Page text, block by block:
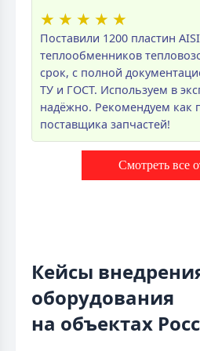
★ ★ ★ ★ ★
Поставили 1200 пластин
теплообменников
срок, с полной
ТУ и ГОСТ. Используем в
надёжно. Рекомендуем как
поставщика запчастей!
Смотреть все
Кейсы
оборудования
на объектах